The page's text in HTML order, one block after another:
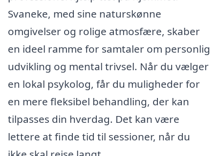
Svaneke, med sine naturskønne
omgivelser og rolige atmosfære, skaber
en ideel ramme for samtaler om personlig
udvikling og mental trivsel. Når du vælger
en lokal psykolog, får du muligheder for
en mere fleksibel behandling, der kan
tilpasses din hverdag. Det kan være
lettere at finde tid til sessioner, når du